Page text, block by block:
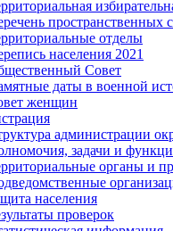
пространственных
отделы
населения 2021
Совет
даты в военной
женщин
администрации
задачи и
органы и
населения
проверок